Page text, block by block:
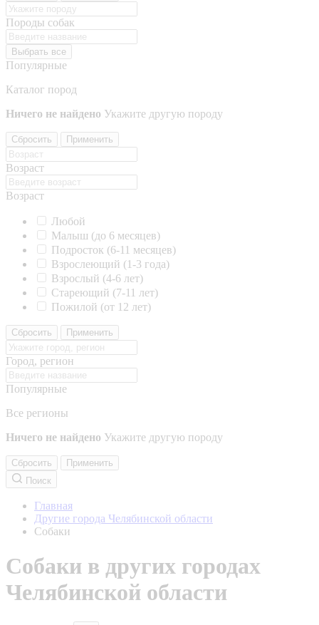
Породы собак
Выбрать все
Популярные
Каталог пород
Ничего не найдено Укажите другую породу
Сбросить Применить
Возраст
Возраст
Любой
Малыш (до 6 месяцев)
Подросток (6-11 месяцев)
Взрослеющий (1-3 года)
Взрослый (4-6 лет)
Стареющий (7-11 лет)
Пожилой (от 12 лет)
Сбросить Применить
Город, регион
Популярные
Все регионы
Ничего не найдено Укажите другую породу
Сбросить
Применить
Поиск
Главная
Другие города Челябинской области
Собаки
Собаки в других городах
Челябинской области